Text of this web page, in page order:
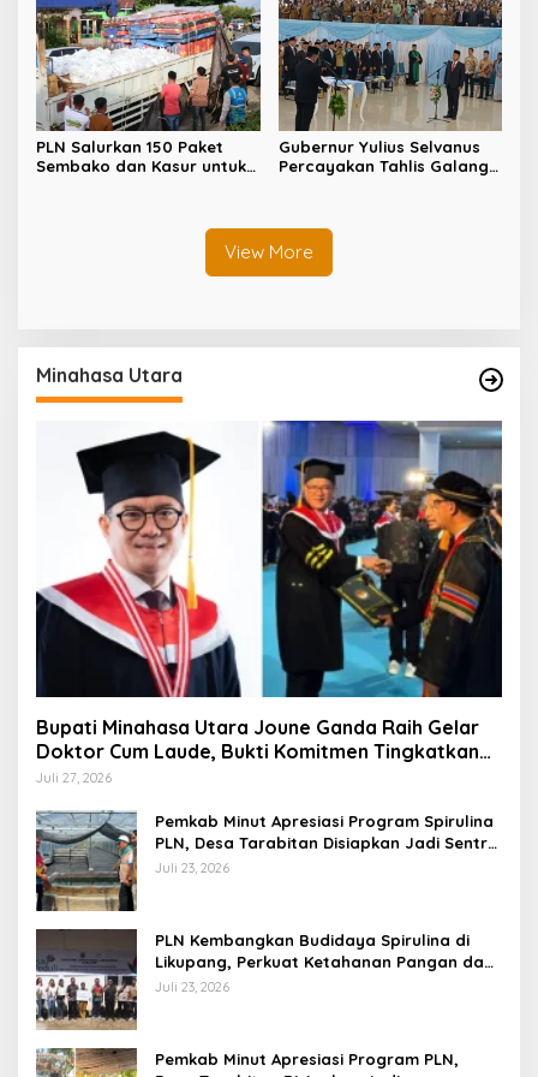
Produksi Tambang
PLN Salurkan 150 Paket
Sembako dan Kasur untuk
Gubernur Yulius Selvanus
Percayakan Tahlis Galang,
View More
Minahasa Utara
Bupati Minahasa Utara Joune Ganda Raih Gelar
Doktor Cum Laude, Bukti Komitmen Tingkatkan
Kualitas Kepemimpinan
Juli 27, 2026
Pemkab Minut Apresiasi Program Spirulina
PLN, Desa Tarabitan Disiapkan Jadi Sentra
Pangan Berbasis Energi Bersih
Juli 23, 2026
PLN Kembangkan Budidaya Spirulina di
Likupang, Perkuat Ketahanan Pangan dan
Ekonomi Masyarakat
Juli 23, 2026
Pemkab Minut Apresiasi Program PLN,